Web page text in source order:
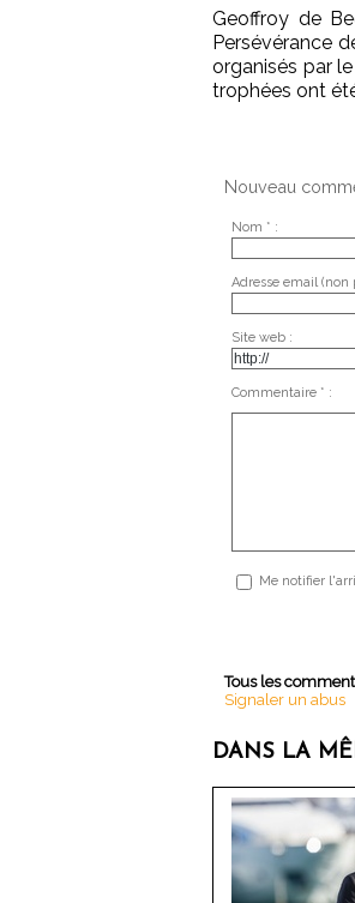
Geoffroy de
Persévérance
organisés par
trophées ont
Nouveau
Nom * :
Adresse email (non
Site web :
Commentaire * :
Me notifier
Tous les
Signaler un abus
DANS LA